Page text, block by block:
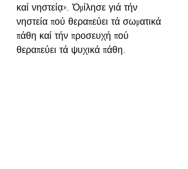
καί νηστείᾳ». Ὁμίλησε γιά τήν
νηστεία πού θεραπεύει τά σωματικά
πάθη καί τήν προσευχή πού
θεραπεύει τά ψυχικά πάθη.